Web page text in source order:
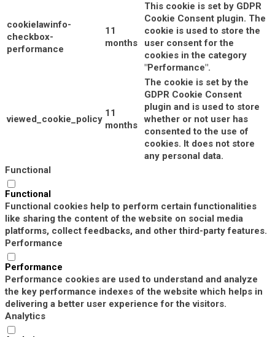
cookielawinfo-
checkbox-
performance
11
months
This cookie is set by GDPR
Cookie Consent plugin. The
cookie is used to store the
user consent for the
cookies in the category
"Performance".
viewed_cookie_policy
11
months
The cookie is set by the
GDPR Cookie Consent
plugin and is used to store
whether or not user has
consented to the use of
cookies. It does not store
any personal data.
Functional
Functional
Functional cookies help to perform certain functionalities
like sharing the content of the website on social media
platforms, collect feedbacks, and other third-party features.
Performance
Performance
Performance cookies are used to understand and analyze
the key performance indexes of the website which helps in
delivering a better user experience for the visitors.
Analytics